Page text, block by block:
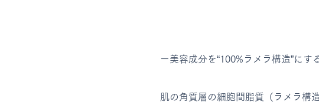
ー美容成分を“100%ラメラ構造”にす
肌の角質層の細胞間脂質（ラメラ構